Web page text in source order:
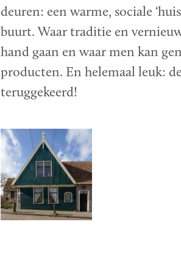
deuren: een warme, sociale
buurt. Waar traditie en
hand gaan en waar men kan
producten. En helemaal leuk:
teruggekeerd!